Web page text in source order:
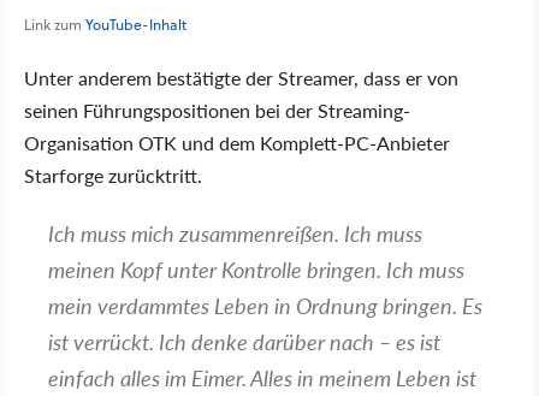
Link zum YouTube-Inhalt
Unter anderem bestätigte der Streamer, dass er von
seinen Führungspositionen bei der Streaming-
Organisation OTK und dem Komplett-PC-Anbieter
Starforge zurücktritt.
Ich muss mich zusammenreißen. Ich muss
meinen Kopf unter Kontrolle bringen. Ich muss
mein verdammtes Leben in Ordnung bringen. Es
ist verrückt. Ich denke darüber nach – es ist
einfach alles im Eimer. Alles in meinem Leben ist